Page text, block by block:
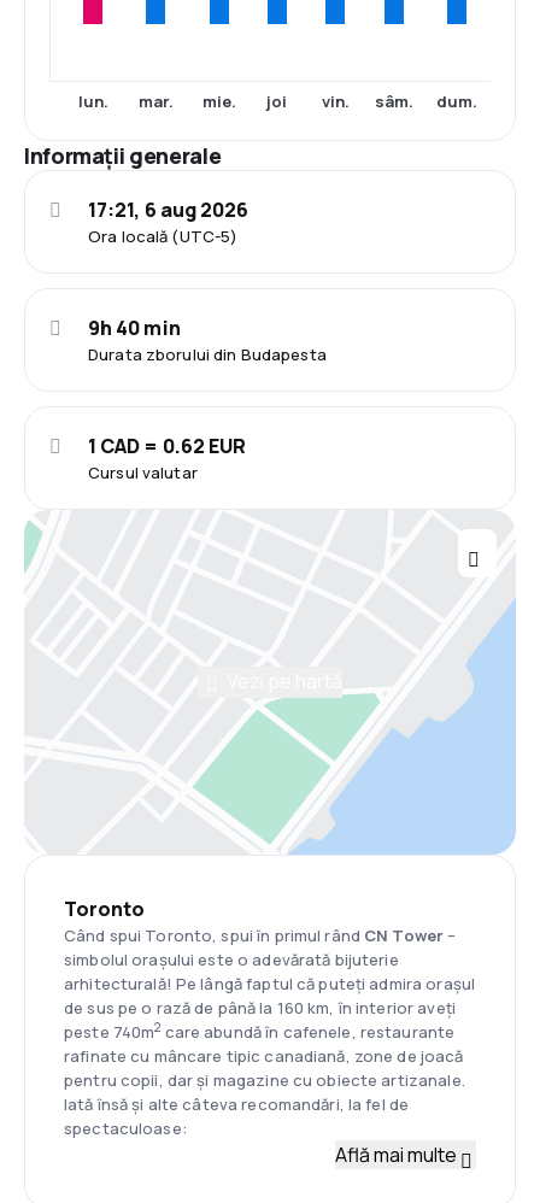
lun. mar. mie. joi vin. sâm. dum.
Informații generale
Ora locală (UTC-5)
17:21, 6 aug 2026
Durata zborului din Budapesta
9h 40 min
Cursul valutar
1 CAD = 0.62 EUR
Toronto
Când spui Toronto, spui în primul rând CN Tower–
simbolul orașului este o adevărată bijuterie
arhitecturală! Pe lângă faptul că puteți admira orașul
de sus pe o rază de până la 160 km, în interior aveți
peste 740m2 care abundă în cafenele, restaurante
rafinate cu mâncare tipic canadiană, zone de joacă
pentru copii, dar și magazine cu obiecte artizanale.
Iată însă și alte câteva recomandări, la fel de
spectaculoase:
Află mai multe